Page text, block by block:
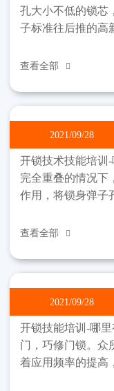
孔大小不低的锁芯
子标准往后推的高
准。该学
查看全部 
2021/09/28
开锁技术技能
开锁技术技能培训
完全重叠的情况下
作用，将锁身弹子
在同一
查看全部 
2021/09/28
开锁技能培训
开锁技能培训-哪
门，巧修门锁。众
着应用频率的提高